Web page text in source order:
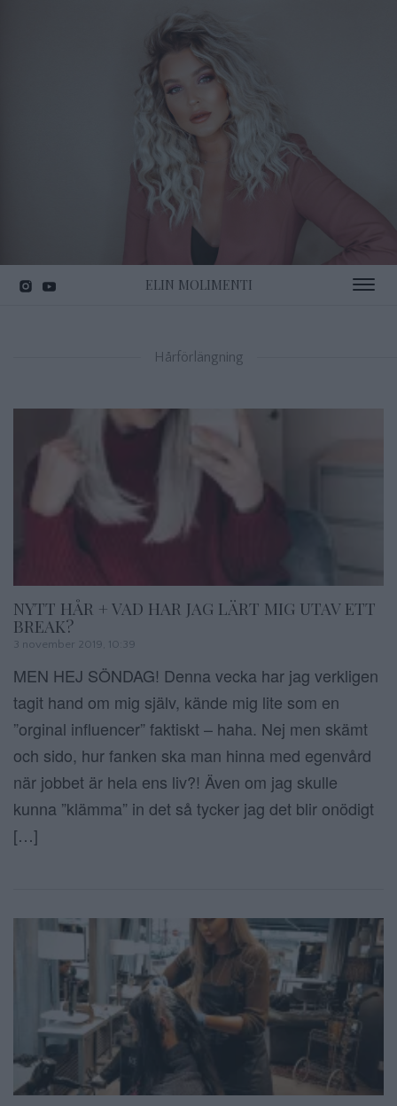
ELIN MOLIMENTI Toggle
Hårförlängning
NYTT HÅR + VAD HAR JAG LÄRT MIG UTAV ETT
BREAK?
3 november 2019, 10:39
MEN HEJ SÖNDAG! Denna vecka har jag verkligen
tagit hand om mig själv, kände mig lite som en
”orginal influencer” faktiskt – haha. Nej men skämt
och sido, hur fanken ska man hinna med egenvård
när jobbet är hela ens liv?! Även om jag skulle
kunna ”klämma” in det så tycker jag det blir onödigt
[…]